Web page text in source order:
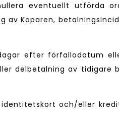
eventuellt utförda
Köparen,
efter förfallodatum
delbetalning av tidigare
och/eller